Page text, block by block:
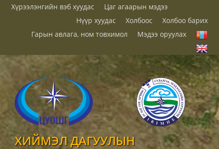
Хүрээлэнгийн вэб хуудас
Цаг агаарын мэдээ
Нүүр хуудас
Холбоос
Холбоо барих
Гарын авлага, ном товхимол
Мэдээ оруулах
ХИЙМЭЛ ДАГУУЛЫН